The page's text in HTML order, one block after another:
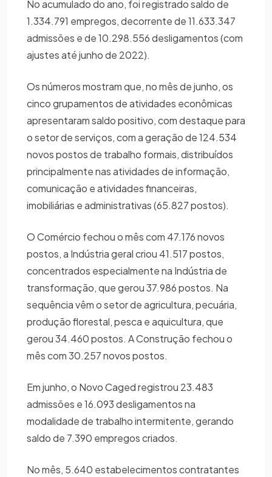
No acumulado do ano, foi registrado saldo de
1.334.791 empregos, decorrente de 11.633.347
admissões e de 10.298.556 desligamentos (com
ajustes até junho de 2022).
Os números mostram que, no mês de junho, os
cinco grupamentos de atividades econômicas
apresentaram saldo positivo, com destaque para
o setor de serviços, com a geração de 124.534
novos postos de trabalho formais, distribuídos
principalmente nas atividades de informação,
comunicação e atividades financeiras,
imobiliárias e administrativas (65.827 postos).
O Comércio fechou o mês com 47.176 novos
postos, a Indústria geral criou 41.517 postos,
concentrados especialmente na Indústria de
transformação, que gerou 37.986 postos. Na
sequência vêm o setor de agricultura, pecuária,
produção florestal, pesca e aquicultura, que
gerou 34.460 postos. A Construção fechou o
mês com 30.257 novos postos.
Em junho, o Novo Caged registrou 23.483
admissões e 16.093 desligamentos na
modalidade de trabalho intermitente, gerando
saldo de 7.390 empregos criados.
No mês, 5.640 estabelecimentos contratantes